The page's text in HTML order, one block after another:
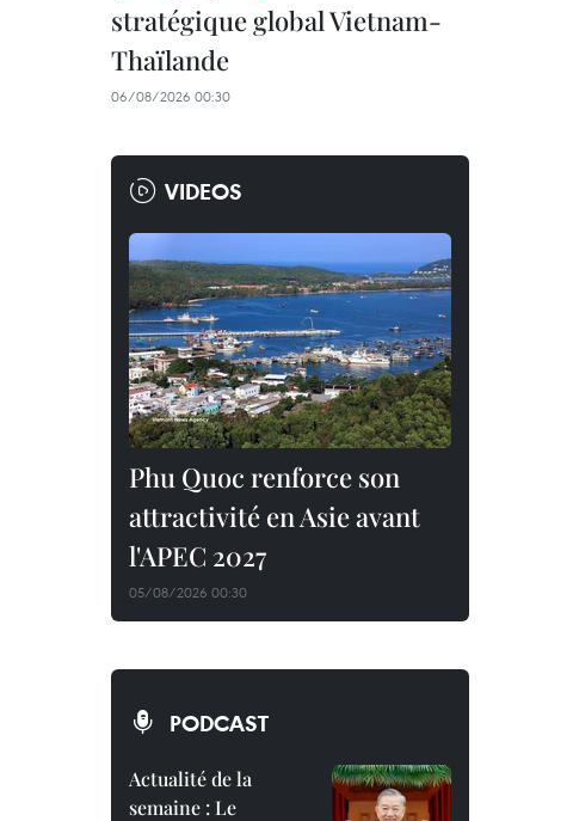
stratégique global Vietnam-
Thaïlande
06/08/2026 00:30
VIDEOS
Phu Quoc renforce son
attractivité en Asie avant
l'APEC 2027
05/08/2026 00:30
PODCAST
Actualité de la
semaine : Le